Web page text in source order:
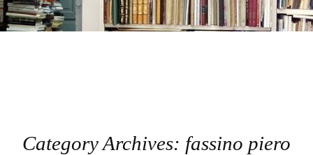
Category Archives: fassino piero